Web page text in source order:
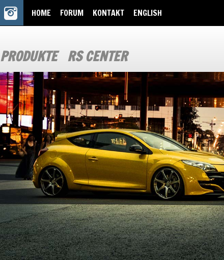
HOME FORUM KONTAKT ENGLISH
PRODUKTE RS CENTER